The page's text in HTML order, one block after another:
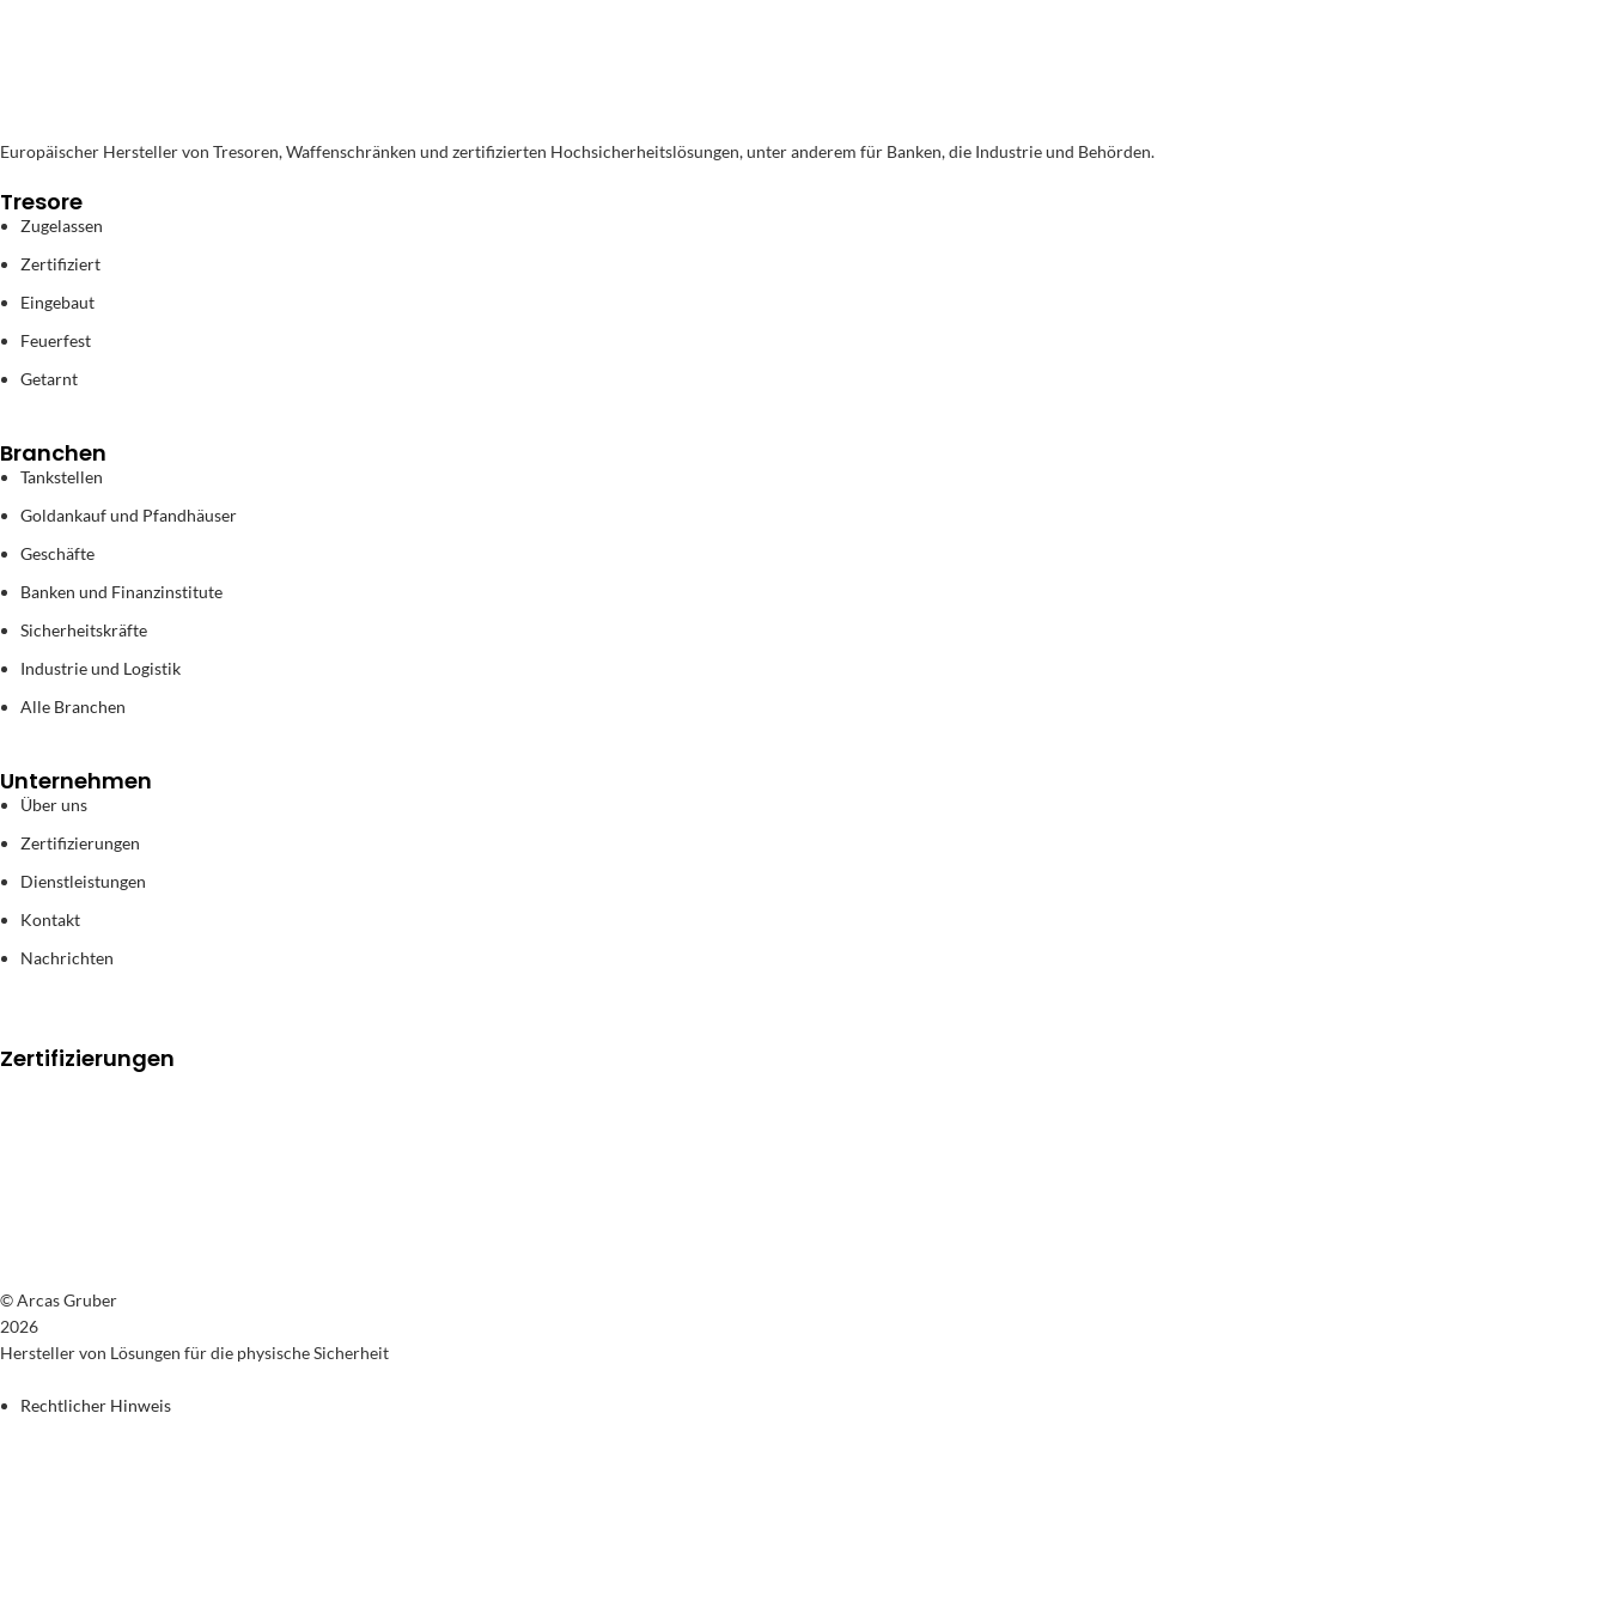
Europäischer Hersteller von Tresoren, Waffenschränken und zertifizierten Hochsicherheitslösungen, unter anderem für Banken, die Industrie und Behörden.
Tresore
Zugelassen
Zertifiziert
Eingebaut
Feuerfest
Getarnt
Branchen
Tankstellen
Goldankauf und Pfandhäuser
Geschäfte
Banken und Finanzinstitute
Sicherheitskräfte
Industrie und Logistik
Alle Branchen
Unternehmen
Über uns
Zertifizierungen
Dienstleistungen
Kontakt
Nachrichten
Zertifizierungen
© Arcas Gruber
2026
Hersteller von Lösungen für die physische Sicherheit
Rechtlicher Hinweis